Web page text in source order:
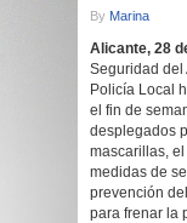
By Marina
Alicante, 28
Seguridad del
Policía Local
el fin de
desplegados
mascarillas,
medidas de
prevención
para frenar la